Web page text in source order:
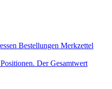
Bestellungen Merkzettel
Der Gesamtwert